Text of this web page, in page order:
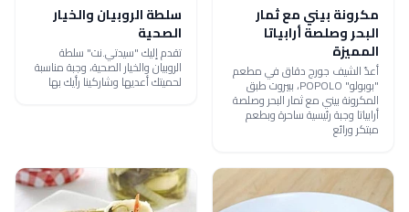
مكرونة بيني مع ثمار
البحر وصلصة أرابياتا
المميزة
أعدّ الشيف جورج دقاق في مطعم
"بوبولو" POPOLO، ببيروت طبق
المكرونة بيني مع ثمار البحر وصلصة
أرابياتا وجبة رئيسية ساحرة وبطعم
مبتكر ورائع
سلطة الروبيان والخيار
الصحية
تقدم إليك "سيدتي.نت" سلطة
الروبيان والخيار الصحية، وجبة مناسبة
لحميتك أعديها وشاركينا رأيك بها